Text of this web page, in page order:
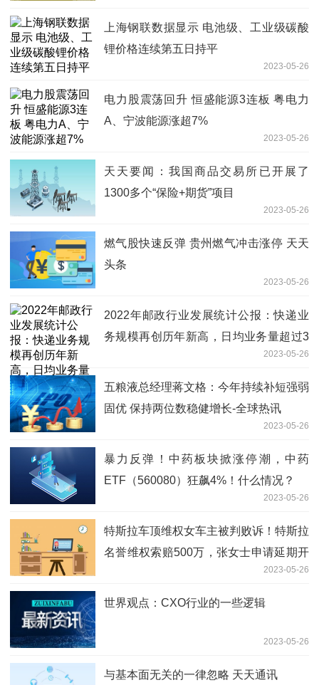
上海钢联数据显示 电池级、工业级碳酸
锂价格连续第五日持平
2023-05-26
电力股震荡回升 恒盛能源3连板 粤电力
A、宁波能源涨超7%
2023-05-26
天天要闻：我国商品交易所已开展了
1300多个“保险+期货”项目
2023-05-26
燃气股快速反弹 贵州燃气冲击涨停 天天
头条
2023-05-26
2022年邮政行业发展统计公报：快递业
务规模再创历年新高，日均业务量超过3
2023-05-26
五粮液总经理蒋文格：今年持续补短强弱
固优 保持两位数稳健增长-全球热讯
2023-05-26
暴力反弹！中药板块掀涨停潮，中药
ETF（560080）狂飙4%！什么情况？
2023-05-26
特斯拉车顶维权女车主被判败诉！特斯拉
名誉维权索赔500万，张女士申请延期开
2023-05-26
世界观点：CXO行业的一些逻辑
2023-05-26
与基本面无关的一律忽略 天天通讯